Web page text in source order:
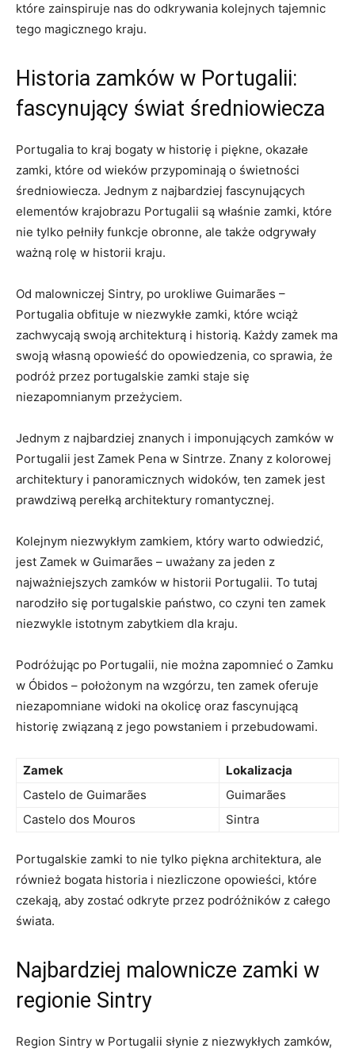
które zainspiruje nas do​ odkrywania‌ kolejnych⁢ tajemnic⁤
tego magicznego kraju.
Historia zamków w Portugalii:
fascynujący świat średniowiecza
Portugalia to kraj‌ bogaty w historię ⁢i piękne, okazałe​
zamki, które od wieków przypominają⁢ o świetności
średniowiecza.‌ Jednym ⁣z najbardziej fascynujących⁤
elementów krajobrazu ⁤Portugalii są ​właśnie zamki,​ które
‌nie tylko pełniły ‌funkcje obronne, ale także odgrywały⁤
ważną rolę w historii kraju.
Od ⁤malowniczej Sintry, po urokliwe Guimarães –
Portugalia obfituje w niezwykłe zamki, które wciąż
zachwycają swoją architekturą⁢ i ⁤historią. Każdy zamek ma
swoją własną‌ opowieść‍ do opowiedzenia, ‌co⁢ sprawia, że
podróż ⁣przez portugalskie ⁤zamki⁤ staje się
niezapomnianym przeżyciem.
Jednym ⁣z najbardziej ‍znanych i imponujących ⁤zamków w
‌Portugalii jest ⁤Zamek Pena ⁤w Sintrze. Znany z kolorowej
architektury i panoramicznych​ widoków, ten zamek jest
prawdziwą perełką architektury romantycznej.
Kolejnym ⁤niezwykłym zamkiem, który warto odwiedzić,
jest Zamek w‍ Guimarães‌ – uważany za⁣ jeden⁤ z
najważniejszych zamków w historii Portugalii. To tutaj
narodziło się portugalskie państwo, co czyni ten zamek
niezwykle istotnym zabytkiem dla kraju.
Podróżując po Portugalii, ‌nie można ⁢zapomnieć o Zamku
w Óbidos⁤ – położonym na wzgórzu, ten zamek⁢ oferuje
niezapomniane⁢ widoki na okolicę oraz fascynującą
historię związaną z⁤ jego powstaniem i przebudowami.
Zamek
Lokalizacja
Castelo de Guimarães
Guimarães
Castelo⁣ dos ‍Mouros
Sintra
Portugalskie ⁣zamki to nie tylko piękna ‌architektura, ale⁢
również bogata historia i niezliczone opowieści, które
czekają, ‍aby zostać odkryte przez podróżników z całego
świata.
Najbardziej⁤ malownicze zamki w
regionie Sintry
Region ⁤Sintry w Portugalii słynie⁣ z​ niezwykłych zamków,